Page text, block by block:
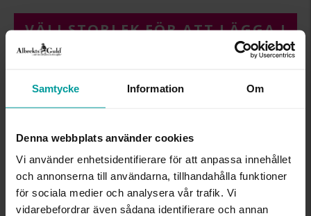
Samtycke Information Om
Denna webbplats använder cookies
Vi använder enhetsidentifierare för att anpassa innehållet
och annonserna till användarna, tillhandahålla funktioner
för sociala medier och analysera vår trafik. Vi
vidarebefordrar även sådana identifierare och annan
VÄLJ STORLEK FÖR ATT LÄGGA I
beställningsvaror, ringar från Albrekts by Schalins
samt graverade varor. Leveranstiden är 5-15
arbetsdagar för beställningsvaror. Läs mer om
ångerrätt och öppet köp i webbshoppenhär.
INFO